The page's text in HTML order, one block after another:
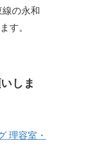
の永和
す。
しま